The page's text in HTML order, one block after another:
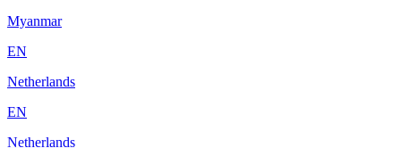
Myanmar
EN
Netherlands
EN
Netherlands